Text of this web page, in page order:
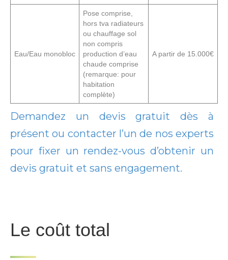
Eau/Eau monobloc
Pose comprise,
hors tva radiateurs
ou chauffage sol
non compris
production d’eau
chaude comprise
(remarque: pour
habitation
complète)
A partir de 15.000€
Demandez un devis gratuit dès à
présent ou contacter l’un de nos experts
pour fixer un rendez-vous d’obtenir un
devis gratuit et sans engagement.
Le coût total